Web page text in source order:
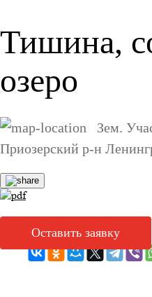
Тишина,
озеро
Зем.
Приозерский р-н
Поделиться с друзьями:
Оставить заявку